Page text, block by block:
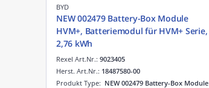
BYD
NEW 002479 Battery-Box Module
HVM+, Batteriemodul für HVM+ Serie,
2,76 kWh
Rexel Art.Nr.: 9023405
Produkt Type: NEW 002479 Battery-Box Module
Herst. Art.Nr.: 18487580-00